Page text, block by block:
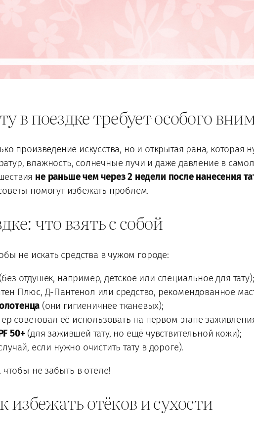
в поездке требует особого
произведение искусства, но и открытая рана, которая
влажность, солнечные лучи и даже давление в
не раньше чем через 2 недели после нанесения
помогут избежать проблем.
что взять с собой
не искать средства в чужом городе:
отдушек, например, детское или специальное для тату);
Плюс, Д-Пантенол или средство, рекомендованное
(они гигиеничнее тканевых);
советовал её использовать на первом этапе
50+(для зажившей тату, но ещё чувствительной кожи);
если нужно очистить тату в дороге).
чтобы не забыть в отеле!
избежать отёков и сухости